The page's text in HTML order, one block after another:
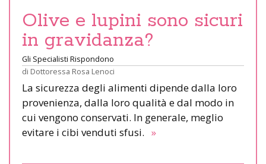
Olive e lupini sono sicuri
in gravidanza?
Gli Specialisti Rispondono
di Dottoressa Rosa Lenoci
La sicurezza degli alimenti dipende dalla loro
provenienza, dalla loro qualità e dal modo in
cui vengono conservati. In generale, meglio
evitare i cibi venduti sfusi. »